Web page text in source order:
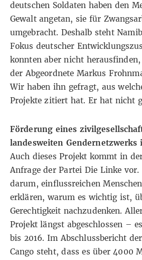
deutschen Soldaten haben den
Gewalt angetan, sie für
umgebracht. Deshalb steht
Fokus deutscher
konnten aber nicht
der Abgeordnete Markus
Wir haben ihn gefragt, aus
Projekte zitiert hat. Er hat nicht
Förderung eines
landesweiten Gendernetzwerks
Auch dieses Projekt kommt in
Anfrage der Partei Die Linke vor.
darum, einflussreichen
erklären, warum es wichtig ist,
Gerechtigkeit nachzudenken.
Projekt längst abgeschlossen –
bis 2016. ImAbschlussbericht
Cango steht, dass es über 4000